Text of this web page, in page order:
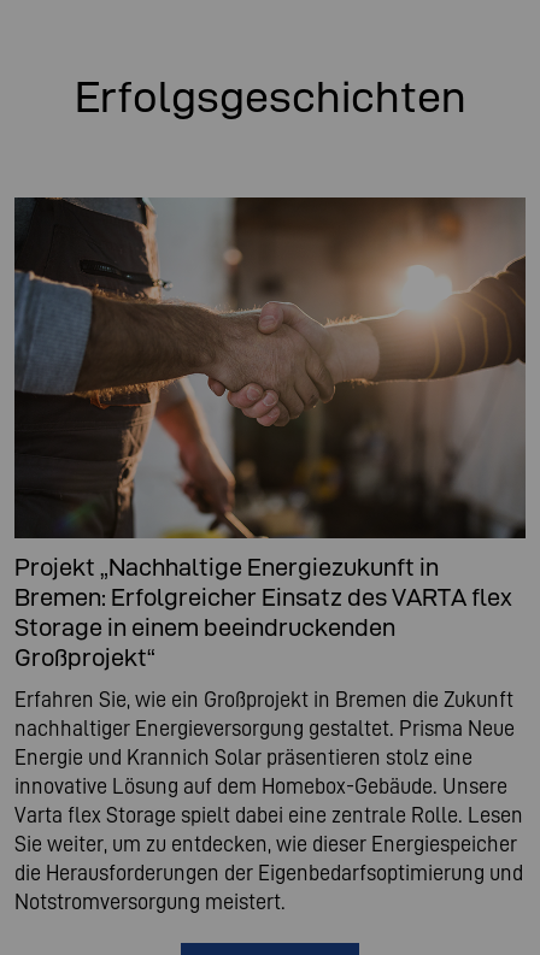
Erfolgsgeschichten
Projekt „Nachhaltige Energiezukunft in
Bremen: Erfolgreicher Einsatz des VARTA flex
Storage in einem beeindruckenden
Großprojekt“
Erfahren Sie, wie ein Großprojekt in Bremen die Zukunft
nachhaltiger Energieversorgung gestaltet. Prisma Neue
Energie und Krannich Solar präsentieren stolz eine
innovative Lösung auf dem Homebox-Gebäude. Unsere
Varta flex Storage spielt dabei eine zentrale Rolle. Lesen
Sie weiter, um zu entdecken, wie dieser Energiespeicher
die Herausforderungen der Eigenbedarfsoptimierung und
Notstromversorgung meistert.